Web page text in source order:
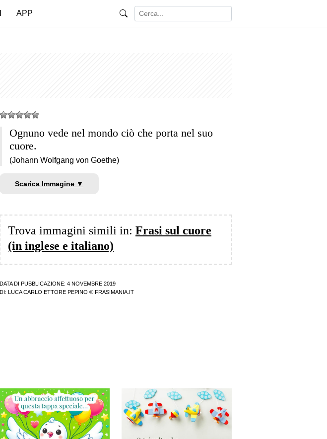
APP
Ognuno vede nel mondo ciò che porta nel suo
cuore.
(Johann Wolfgang von Goethe)
Scarica Immagine ▼
Trova immagini simili in: Frasi sul cuore
(in inglese e italiano)
DATA DI PUBBLICAZIONE: 4 NOVEMBRE 2019
DI:
LUCA CARLO ETTORE PEPINO © FRASIMANIA.IT